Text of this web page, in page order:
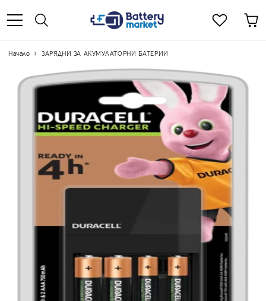
Начало ЗАРЯДНИ ЗА АКУМУЛАТОРНИ БАТЕРИИ